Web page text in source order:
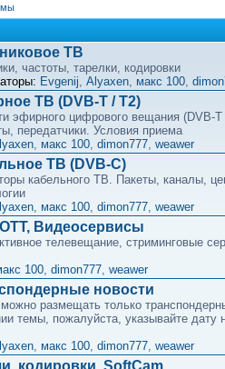
ТВ
частоты, тарелки, кодировки
Evgenij Alyaxen макс 100
ТВ (DVB-T / T2)
эфирного цифрового вещания (DVB-
передатчики. Условия приема
макс 100 dimon777 weawer
ТВ (DVB-C)
кабельного ТВ. Пакеты, каналы,
макс 100 dimon777 weawer
OTT, Видеосервисы
телевещание, стриминговые
100 dimon777 weawer
новости
размещать только
темы, пожалуйста, указывайте дату
макс 100 dimon777 weawer
кодировки, SoftCam